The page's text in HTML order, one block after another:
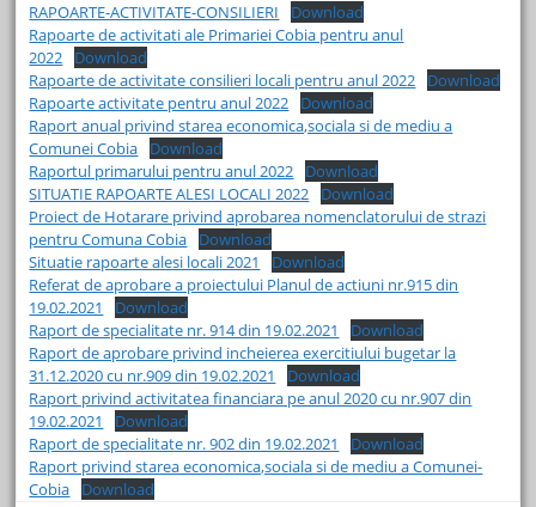
RAPOARTE-ACTIVITATE-CONSILIERI
Download
Rapoarte de activitati ale Primariei Cobia pentru anul
2022
Download
Rapoarte de activitate consilieri locali pentru anul 2022
Download
Rapoarte activitate pentru anul 2022
Download
Raport anual privind starea economica,sociala si de mediu a
Comunei Cobia
Download
Raportul primarului pentru anul 2022
Download
SITUATIE RAPOARTE ALESI LOCALI 2022
Download
Proiect de Hotarare privind aprobarea nomenclatorului de strazi
pentru Comuna Cobia
Download
Situatie rapoarte alesi locali 2021
Download
Referat de aprobare a proiectului Planul de actiuni nr.915 din
19.02.2021
Download
Raport de specialitate nr. 914 din 19.02.2021
Download
Raport de aprobare privind incheierea exercitiului bugetar la
31.12.2020 cu nr.909 din 19.02.2021
Download
Raport privind activitatea financiara pe anul 2020 cu nr.907 din
19.02.2021
Download
Raport de specialitate nr. 902 din 19.02.2021
Download
Raport privind starea economica,sociala si de mediu a Comunei-
Cobia
Download